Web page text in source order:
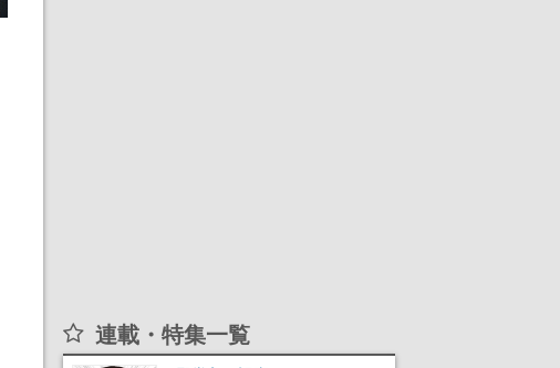
連載・特集一覧